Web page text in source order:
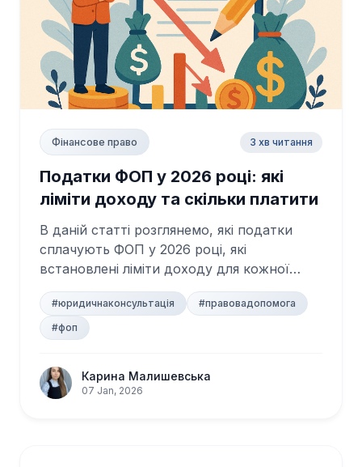
Фінансове право 3 хв читання
Податки ФОП у 2026 році: які
ліміти доходу та скільки платити
В даній статті розглянемо, які податки
сплачують ФОП у 2026 році, які
встановлені ліміти доходу для кожної
групи та скіл...
#юридичнаконсультація
#правовадопомога
#фоп
Карина Малишевська
07 Jan, 2026